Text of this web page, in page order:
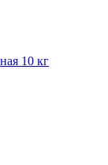
10 кг